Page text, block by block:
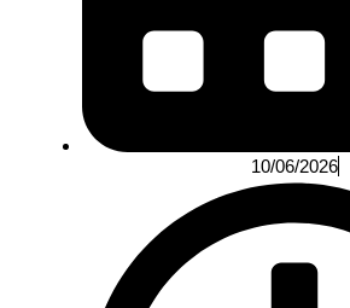
10/06/2026